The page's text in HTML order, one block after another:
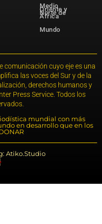
Medio
Oriente y
Norte de
África
Mundo
comunicación cuyo eje es una
las voces del Sur y de la
derechos humanos y
Press Service. Todos los
mundial con más
en desarrollo que en los
Atiko.Studio